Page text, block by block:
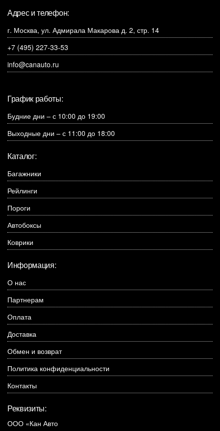
Адрес и телефон:
г. Москва, ул. Адмирала Макарова д. 2, стр. 14
+7 (495) 227-33-53
info@canauto.ru
График работы:
Будние дни – с 10:00 до 19:00
Выходные дни – с 11:00 до 18:00
Каталог:
Багажники
Рейлинги
Пороги
Автобоксы
Коврики
Информация:
О нас
Партнерам
Оплата
Доставка
Обмен и возврат
Политика конфиденциальности
Контакты
Реквизиты:
ООО «Кан Авто